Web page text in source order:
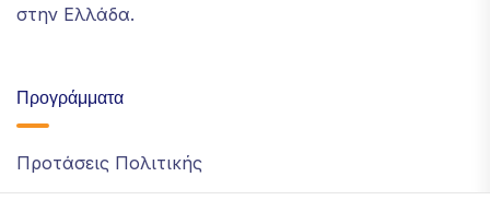
στην Ελλάδα.
Προγράμματα
Προτάσεις Πολιτικής
Έρευνα